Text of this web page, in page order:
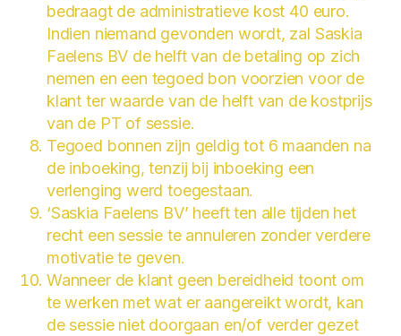
bedraagt de administratieve kost 40 euro.
Indien niemand gevonden wordt, zal Saskia
Faelens BV de helft van de betaling op zich
nemen en een tegoed bon voorzien voor de
klant ter waarde van de helft van de kostprijs
van de PT of sessie.
Tegoed bonnen zijn geldig tot 6 maanden na
de inboeking, tenzij bij inboeking een
verlenging werd toegestaan.
‘Saskia Faelens BV’ heeft ten alle tijden het
recht een sessie te annuleren zonder verdere
motivatie te geven.
Wanneer de klant geen bereidheid toont om
te werken met wat er aangereikt wordt, kan
de sessie niet doorgaan en/of verder gezet